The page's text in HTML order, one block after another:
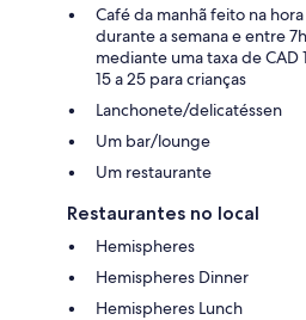
Café da manhã feito na
durante a semana e entre
mediante uma taxa de CAD
15 a 25 para crianças
Lanchonete/delicatéssen
Um bar/lounge
Um restaurante
Restaurantes no local
Hemispheres
Hemispheres Dinner
Hemispheres Lunch